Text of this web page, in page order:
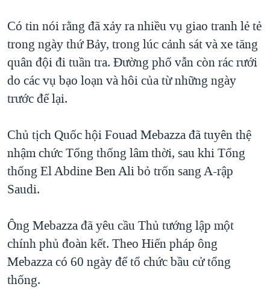
THƯỢNG ĐỈNH TRUMP-KIM TẠI VIỆT NAM
TRỊNH VĨNH BÌNH VS. CHÍNH PHỦ VIỆT NAM
NGƯ DÂN VIỆT VÀ LÀN SÓNG TRỘM HẢI SÂM
BÊN KIA QUỐC LỘ: TIẾNG VỌNG TỪ NÔNG THÔN MỸ
Có tin nói rằng đã xảy ra nhiều vụ giao tranh lẻ tẻ
trong ngày thứ Bảy, trong lúc cảnh sát và xe tăng
quân đội đi tuần tra. Đường phố vẫn còn rác rưới
do các vụ bạo loạn và hôi của từ những ngày
trước để lại.
Chủ tịch Quốc hội Fouad Mebazza đã tuyên thệ
nhậm chức Tổng thống lâm thời, sau khi Tổng
thống El Abdine Ben Ali bỏ trốn sang A-rập
Saudi.
Ông Mebazza đã yêu cầu Thủ tướng lập một
chính phủ đoàn kết. Theo Hiến pháp ông
Mebazza có 60 ngày để tổ chức bầu cử tổng
thống.